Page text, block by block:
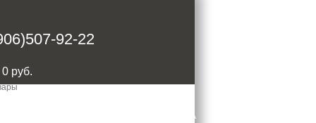
92-22
0 руб.
ДОСТАВКА И ОПЛАТА